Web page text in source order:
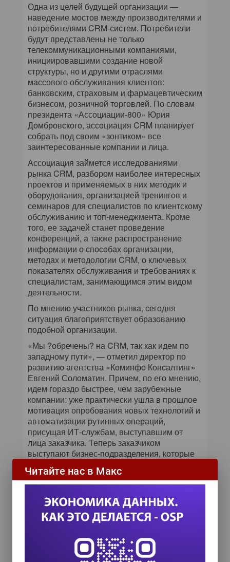
Одна из целей будущей организации —
наведение мостов между производителями и
потребителями CRM-систем. Потребители
будут представлены не только
телекоммуникационными компаниями,
инициировавшими создание новой
структуры, но и другими отраслями
массового обслуживания клиентов:
банковским, страховым и фармацевтическим
бизнесом, розничной торговлей. По словам
президента «Ассоциации-800» Юрия
Домбровского, ассоциация CRM планирует
собрать под своим «зонтиком» все
заинтересованные компании и лица.
Ассоциация займется исследованиями
рынка CRM, разбором наиболее интересных
проектов и применяемых в них методик и
оборудования, организацией тренингов и
семинаров для специалистов по клиентскому
обслуживанию и топ-менеджмента. Кроме
того, ее задачей станет проведение
конференций, а также распространение
информации о способах организации,
методах и методологии CRM, о ключевых
показателях обслуживания и требованиях к
специалистам, занимающимся этим видом
деятельности.
По мнению участников рынка, сегодня
ситуация благоприятствует образованию
подобной организации.
«Мы ?обречены? на CRM, так как идем по
западному пути», — отметил директор по
развитию агентства «Коминфо Консалтинг»
Евгений Соломатин. Причем, по его мнению,
идем гораздо быстрее, чем зарубежные
компании: уже практически ушла в прошлое
мотивация опробования новых технологий и
автоматизации рутинных операций,
присущая ИТ-службам, выступавшим от
лица заказчика. Теперь заказчиком
выступают бизнес-подразделения, которые
имеют больше полномочий, средств, иную
мотивацию и требования к решениям
(производительности, интегрируемости и т.
Однако, несмотря на значительный путь,
пройденный российским сегментом CRM-
исполнительного директора компании
«Спутник Лабс» Кирилла Булгакова, объем
Читайте нас в Макс